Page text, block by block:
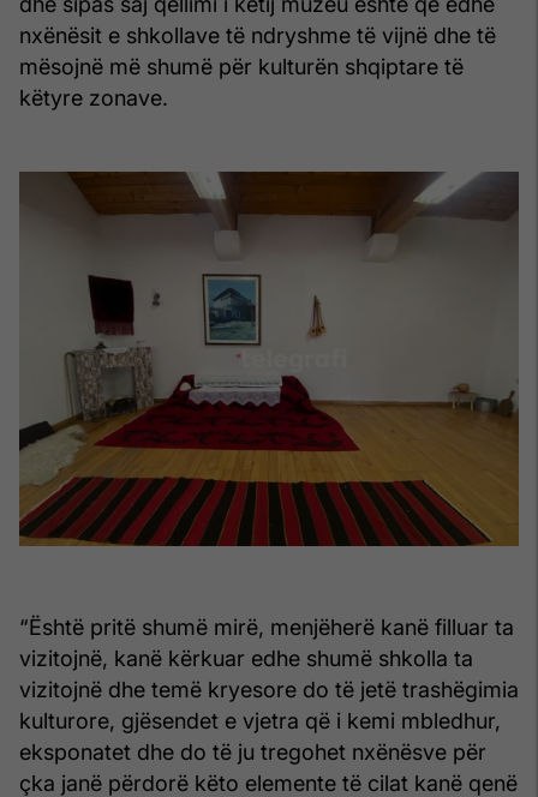
nxënësit e shkollave të ndryshme të vijnë dhe të
mësojnë më shumë për kulturën shqiptare të
këtyre zonave.
“Është pritë shumë mirë, menjëherë kanë filluar ta
vizitojnë, kanë kërkuar edhe shumë shkolla ta
vizitojnë dhe temë kryesore do të jetë trashëgimia
kulturore, gjësendet e vjetra që i kemi mbledhur,
eksponatet dhe do të ju tregohet nxënësve për
çka janë përdorë këto elemente të cilat kanë qenë